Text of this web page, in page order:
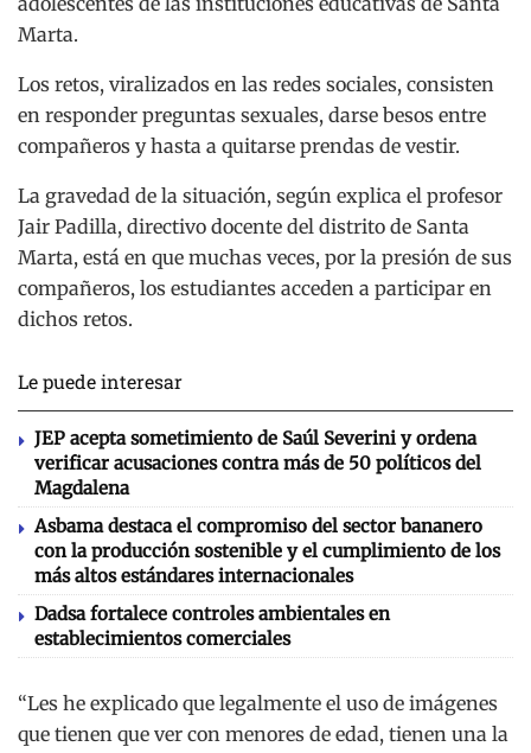
Marta.
Los retos, viralizados en las redes sociales, consisten
en responder preguntas sexuales, darse besos entre
compañeros y hasta a quitarse prendas de vestir.
La gravedad de la situación, según explica el profesor
Jair Padilla, directivo docente del distrito de Santa
Marta, está en que muchas veces, por la presión de sus
compañeros, los estudiantes acceden a participar en
dichos retos.
Le puede interesar
JEP acepta sometimiento de Saúl Severini y ordena
verificar acusaciones contra más de 50 políticos del
Magdalena
Asbama destaca el compromiso del sector bananero
con la producción sostenible y el cumplimiento de los
más altos estándares internacionales
Dadsa fortalece controles ambientales en
establecimientos comerciales
“Les he explicado que legalmente el uso de imágenes
que tienen que ver con menores de edad, tienen una la